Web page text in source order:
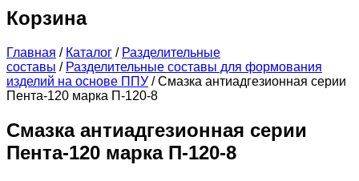
Корзина
Главная / Каталог / Разделительные
составы / Разделительные составы для формования
изделий на основе ППУ /Смазка антиадгезионная серии
Пента-120 марка П-120-8
Смазка антиадгезионная серии
Пента-120 марка П-120-8